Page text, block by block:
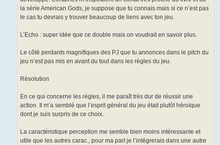
la série American Gods, je suppose que tu connais mais si ce n’est pas
le cas tu devrais y trouver beaucoup de liens avec ton jeu.
L’Echo : super idée que ce double mais on voudrait en savoir plus.
Le côté perdants magnifiques des PJ que tu annonces dans le pitch du
jeu n’est pas mis en avant du tout dans les règles du jeu.
Résolution
En ce qui concerne les règles, il me paraît très dur de réussir une
action. Il m’a semblé que l’esprit général du jeu était plutôt héroïque
dont je suis surpris de ce choix.
La caractéristique perception me semble bien moins intéressante et
utile que les autres carac., pour ma part je l’intégrerais dans une autre